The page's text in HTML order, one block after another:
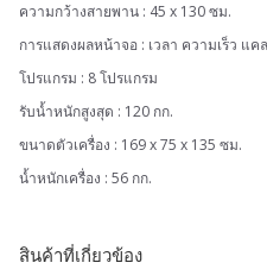
ความกว้างสายพาน : 45 x 130 ซม.
การแสดงผลหน้าจอ : เวลา ความเร็ว แค
โปรแกรม : 8 โปรแกรม
รับน้ำหนักสูงสุด : 120 กก.
ขนาดตัวเครื่อง : 169 x 75 x 135 ซม.
น้ำหนักเครื่อง : 56 กก.
สินค้าที่เกี่ยวข้อง